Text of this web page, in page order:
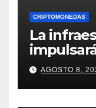
CRIPTOMONEDAS
La
destaca
Bank
AGOSTO 8,